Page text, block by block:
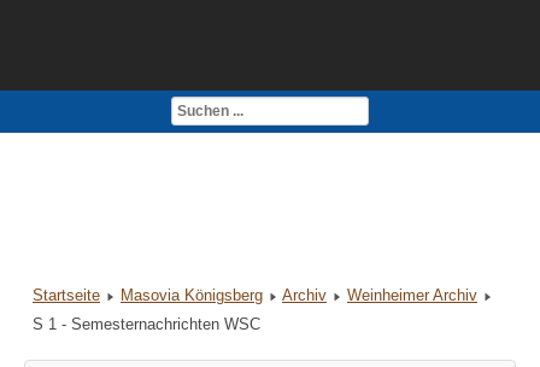
Impressum
Startseite Masovia Königsberg Archiv
Weinheimer Archiv
S 1 - Semesternachrichten WSC